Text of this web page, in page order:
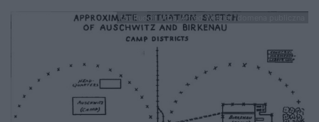
fot.Rudolf Vrba, Alfred Wetzler /domena publiczna